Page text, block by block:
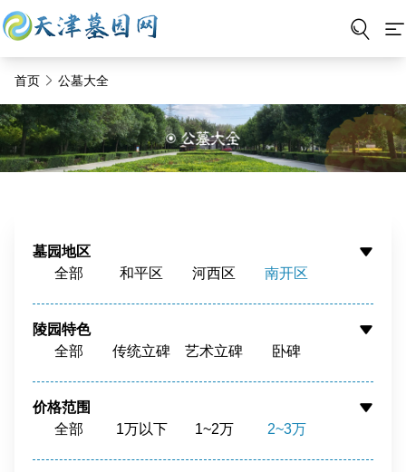
首页 公墓大全
墓园地区
全部
和平区 河西区
南开区
西青区
静海区
宝坻区 宁河区
武清区
滨海新区
周边
陵园特色
全部
传统立碑 艺术立碑
卧碑
骨灰寄存
花园环境
福泽之地
价格范围
全部
1万以下 1~2万
2~3万